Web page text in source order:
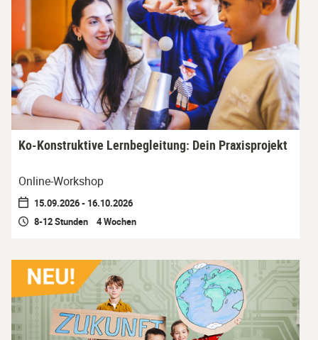
Ko-Konstruktive Lernbegleitung: Dein Praxisprojekt
Online-Workshop
15.09.2026 - 16.10.2026
8-12 Stunden 4 Wochen